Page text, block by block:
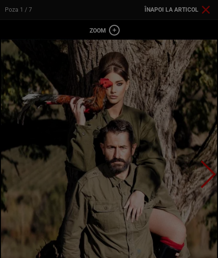
Poza 1 / 7 ÎNAPOI LA ARTICOL